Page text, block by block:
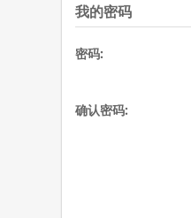
我的密码
密码:
确认密码: